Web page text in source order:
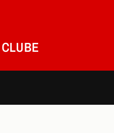
CLUBE